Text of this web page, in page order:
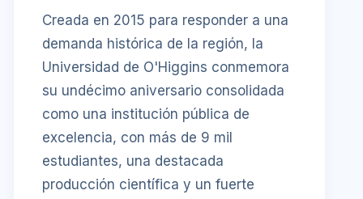
Creada en 2015 para responder a una
demanda histórica de la región, la
Universidad de O'Higgins conmemora
su undécimo aniversario consolidada
como una institución pública de
excelencia, con más de 9 mil
estudiantes, una destacada
producción científica y un fuerte